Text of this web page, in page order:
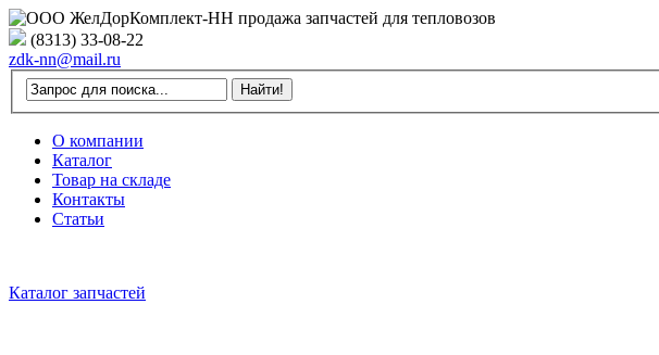
(8313) 33-08-22
zdk-nn@mail.ru
О компании
Каталог
Товар на складе
Контакты
Статьи
Каталог запчастей